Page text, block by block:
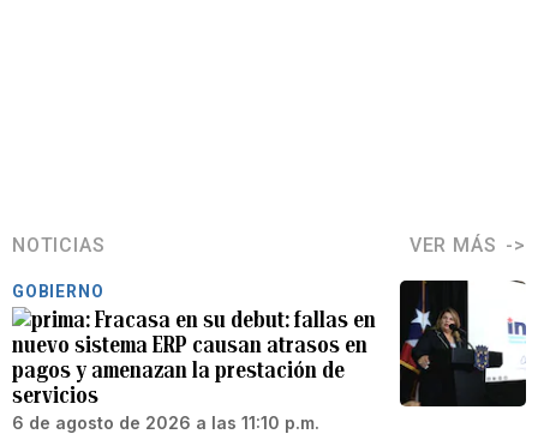
NOTICIAS VER MÁS
GOBIERNO
Fracasa en su debut: fallas en
nuevo sistema ERP causan atrasos en
pagos y amenazan la prestación de
servicios
6 de agosto de 2026 a las 11:10 p.m.